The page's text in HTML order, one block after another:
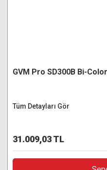
GVM Pro SD300B Bi-Color
Tüm Detayları Gör
31.009,03 TL